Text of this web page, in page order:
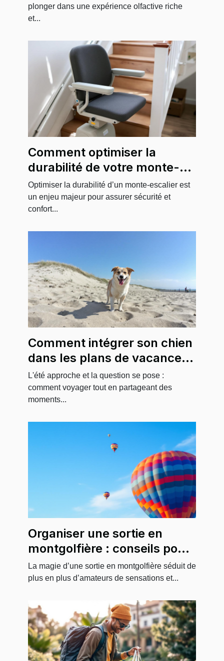
plonger dans une expérience olfactive riche
et...
Comment optimiser la
durabilité de votre monte-
escalier ?
Optimiser la durabilité d’un monte-escalier est
un enjeu majeur pour assurer sécurité et
confort...
Comment intégrer son chien
dans les plans de vacances
d'été?
L'été approche et la question se pose :
comment voyager tout en partageant des
moments...
Organiser une sortie en
montgolfière : conseils pour
groupes et événements
spéciaux
La magie d’une sortie en montgolfière séduit de
plus en plus d’amateurs de sensations et...